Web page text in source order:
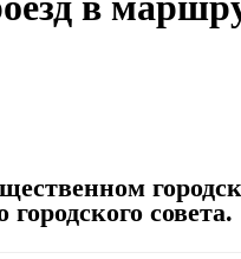
совета.